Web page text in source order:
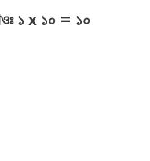
১ x ১০ = ১০